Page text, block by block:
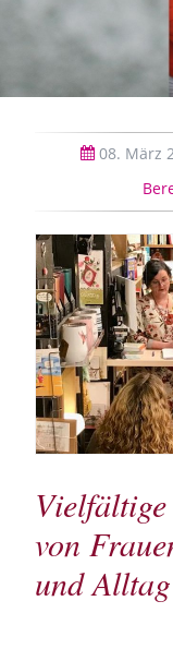
08. März
von
und Alltag